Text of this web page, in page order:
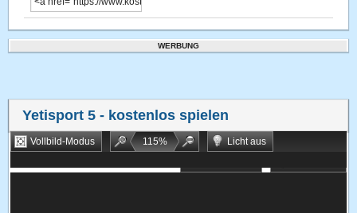
WERBUNG
Yetisport 5 - kostenlos spielen
Vollbild-Modus 115%
Licht aus